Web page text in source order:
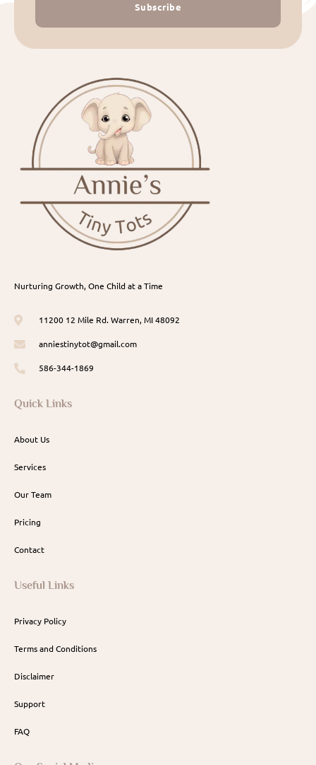
Subscribe
Nurturing Growth, One Child at a Time
11200 12 Mile Rd. Warren, MI 48092
anniestinytot@gmail.com
586-344-1869
Quick Links
About Us
Services
Our Team
Pricing
Contact
Useful Links
Privacy Policy
Terms and Conditions
Disclaimer
Support
FAQ